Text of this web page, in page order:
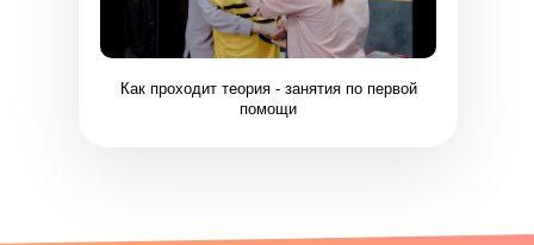
Как проходит теория - занятия по первой
помощи